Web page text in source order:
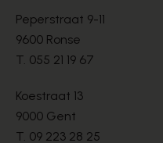
Peperstraat 9-11
9600 Ronse
T. 055 21 19 67
Koestraat 13
9000 Gent
T. 09 223 28 25